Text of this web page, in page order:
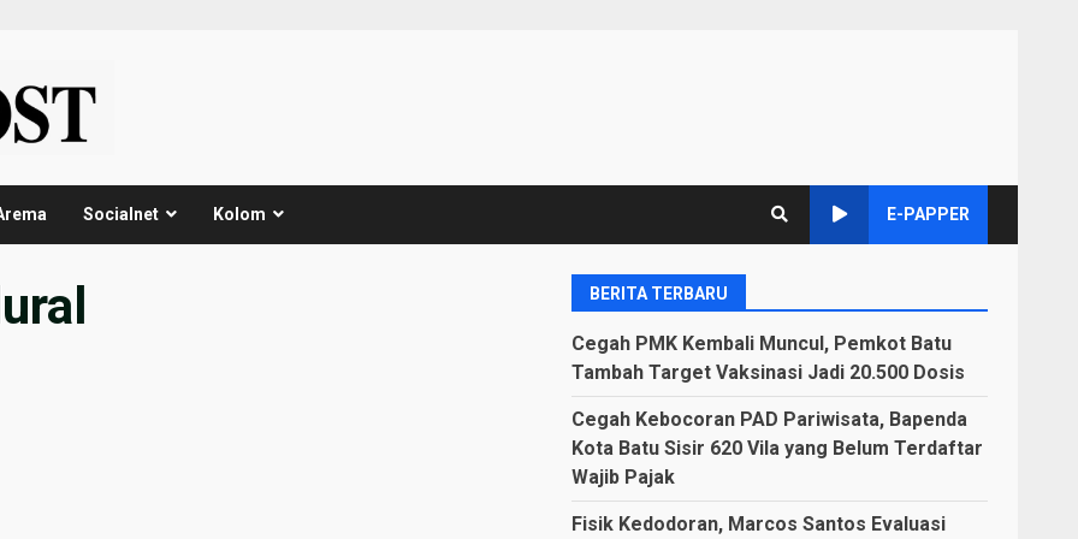
Socialnet Kolom E-PAPPER
BERITA TERBARU
Cegah PMK Kembali Muncul, Pemkot Batu
Tambah Target Vaksinasi Jadi 20.500 Dosis
Cegah Kebocoran PAD Pariwisata, Bapenda
Kota Batu Sisir 620 Vila yang Belum Terdaftar
Wajib Pajak
Fisik Kedodoran, Marcos Santos Evaluasi